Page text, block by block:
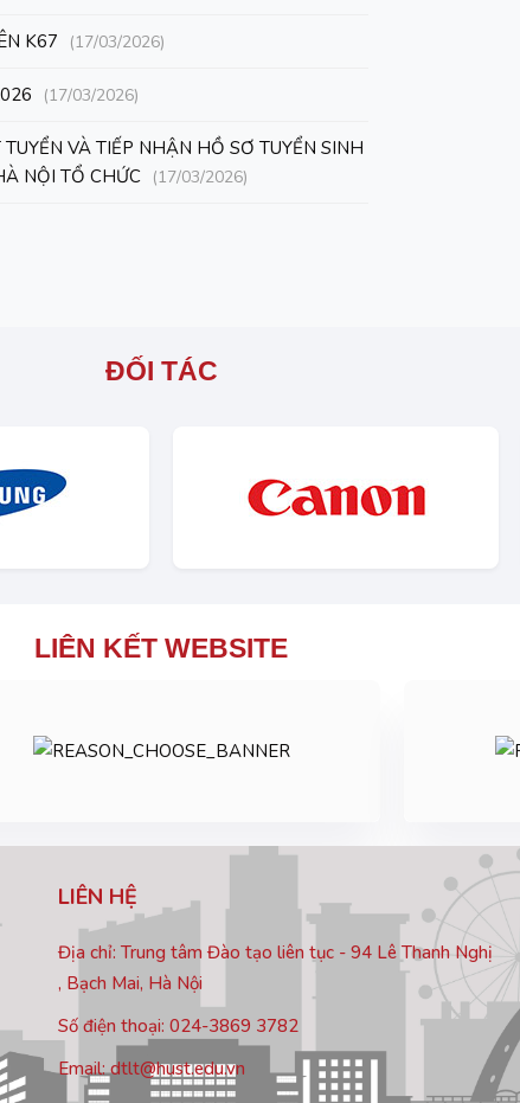
K67 (17/03/2026)
(17/03/2026)
VÀ TIẾP NHẬN HỒ SƠ TUYỂN SINH
NỘI TỔ CHỨC (17/03/2026)
ĐỐI TÁC
LIÊN KẾT WEBSITE
LIÊN HỆ
Địa chỉ: Trung tâm Đào tạo liên tục - 94 Lê Thanh Nghị
, Bạch Mai, Hà Nội
Số điện thoại: 024-3869 3782
Email: dtlt@hust.edu.vn